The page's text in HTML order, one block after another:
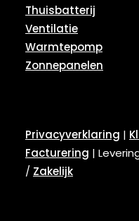
Thuisbatterij
Ventilatie
Warmtepomp
Zonnepanelen
Privacyverklaring |
Facturering |
/ Zakelijk